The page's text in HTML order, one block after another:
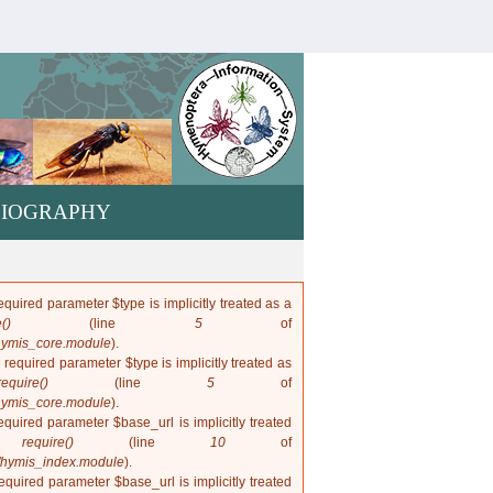
parameter $type is implicitly treated as a
(line 5of
).
parameter $type is implicitly treated as
(line 5of
).
parameter $base_url is implicitly treated
require()(line 10of
).
parameter $base_url is implicitly treated